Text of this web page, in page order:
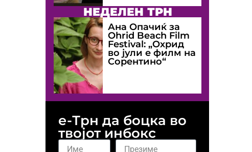
НЕДЕЛЕН ТРН
Ана Опачиќ за
Оhrid Beach Film
Festival: „Охрид
во јули е филм на
Сорентино“
е-Трн да боцка во
твојот инбокс